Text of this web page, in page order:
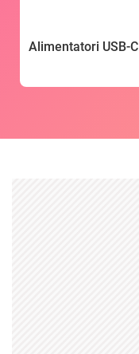
Alimentatori USB-C